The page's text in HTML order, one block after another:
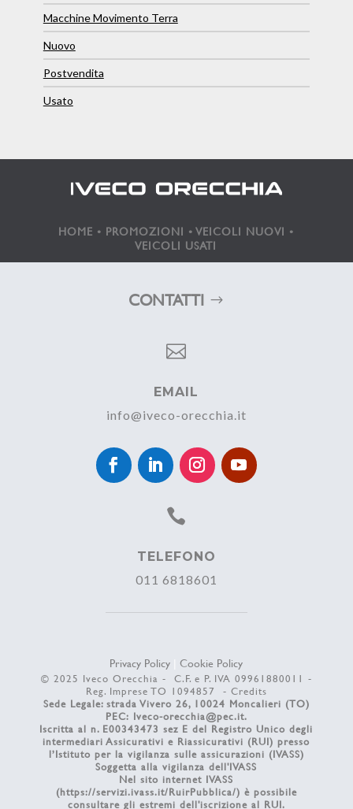
Macchine Movimento Terra
Nuovo
Postvendita
Usato
HOME • PROMOZIONI •VEICOLI NUOVI •
VEICOLI USATI
CONTATTI

EMAIL
info@iveco-orecchia.it

TELEFONO
011 6818601
Privacy Policy |Cookie Policy
© 2025 Iveco Orecchia - C.F. e P. IVA 09961880011 -
Reg. Imprese TO 1094857 - Credits
Sede Legale: strada Vivero 26, 10024 Moncalieri (TO)
PEC: Iveco-orecchia@pec.it.
Iscritta al n. E00343473 sez E del Registro Unico degli
intermediari Assicurativi e Riassicurativi (RUI) presso
l’Istituto per la vigilanza sulle assicurazioni (IVASS)
Soggetta alla vigilanza dell'IVASS
Nel sito internet IVASS
(https://servizi.ivass.it/RuirPubblica/) è possibile
consultare gli estremi dell'iscrizione al RUI.